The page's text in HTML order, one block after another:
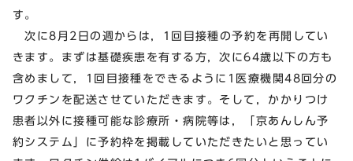
す。
次に8月2日の週からは，1回目接種の予約を再開してい
きます。まずは基礎疾患を有する方，次に64歳以下の方も
含めまして，1回目接種をできるように1医療機関48回分の
ワクチンを配送させていただきます。そして，かかりつけ
患者以外に接種可能な診療所・病院等は，「京あんしん予
約システム」に予約枠を掲載していただきたいと思ってい